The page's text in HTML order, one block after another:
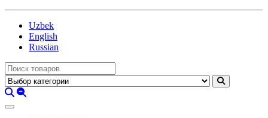
Uzbek
English
Russian